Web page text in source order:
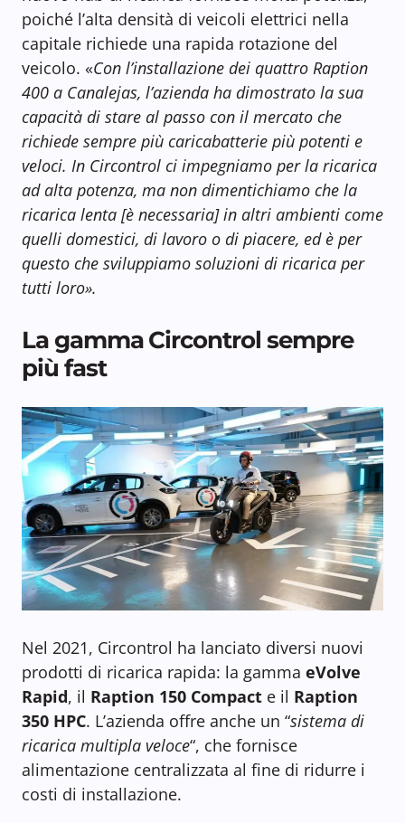
poiché l’alta densità di veicoli elettrici nella
capitale richiede una rapida rotazione del
veicolo. «Con l’installazione dei quattro Raption
400 a Canalejas, l’azienda ha dimostrato la sua
capacità di stare al passo con il mercato che
richiede sempre più caricabatterie più potenti e
veloci. In Circontrol ci impegniamo per la ricarica
ad alta potenza, ma non dimentichiamo che la
ricarica lenta [è necessaria] in altri ambienti come
quelli domestici, di lavoro o di piacere, ed è per
questo che sviluppiamo soluzioni di ricarica per
tutti loro».
La gamma Circontrol sempre
più fast
Nel 2021, Circontrol ha lanciato diversi nuovi
prodotti di ricarica rapida: la gamma eVolve
Rapid, il Raption 150 Compact e il Raption
350 HPC. L’azienda offre anche un “sistema di
ricarica multipla veloce“, che fornisce
alimentazione centralizzata al fine di ridurre i
costi di installazione.